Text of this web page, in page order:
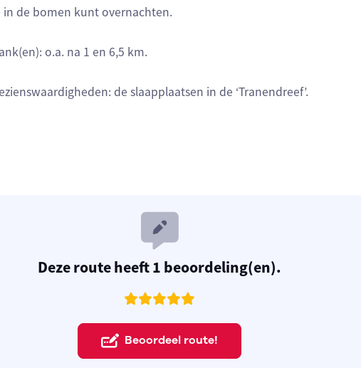
in de bomen kunt overnachten.
o.a. na 1 en 6,5 km.
de slaapplaatsen in de ‘Tranendreef’.
Deze route heeft 1 beoordeling(en).
Beoordeel route!